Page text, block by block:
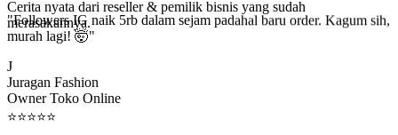
Cerita nyata dari reseller & pemilik bisnis yang sudah
merasakannya.
"Followers IG naik 5rb dalam sejam padahal baru order. Kagum sih,
murah lagi! 🤯"
Juragan Fashion
Owner Toko Online
⭐⭐⭐⭐ ⭐